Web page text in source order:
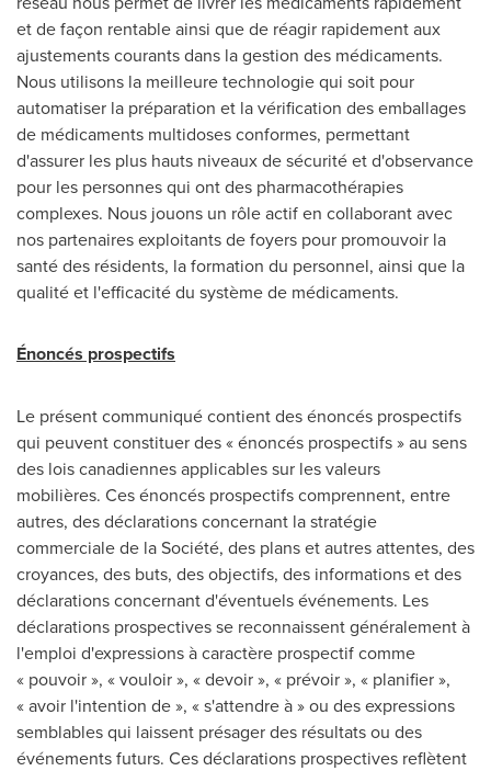
et de façon rentable ainsi que de réagir rapidement aux
ajustements courants dans la gestion des médicaments.
Nous utilisons la meilleure technologie qui soit pour
automatiser la préparation et la vérification des emballages
de médicaments multidoses conformes, permettant
d'assurer les plus hauts niveaux de sécurité et d'observance
pour les personnes qui ont des pharmacothérapies
complexes. Nous jouons un rôle actif en collaborant avec
nos partenaires exploitants de foyers pour promouvoir la
santé des résidents, la formation du personnel, ainsi que la
qualité et l'efficacité du système de médicaments.
Énoncés prospectifs
Le présent communiqué contient des énoncés prospectifs
qui peuvent constituer des « énoncés prospectifs » au sens
des lois canadiennes applicables sur les valeurs
mobilières. Ces énoncés prospectifs comprennent, entre
autres, des déclarations concernant la stratégie
commerciale de la Société, des plans et autres attentes, des
croyances, des buts, des objectifs, des informations et des
déclarations concernant d'éventuels événements. Les
déclarations prospectives se reconnaissent généralement à
l'emploi d'expressions à caractère prospectif comme
« pouvoir », « vouloir », « devoir », « prévoir », « planifier »,
« avoir l'intention de », « s'attendre à » ou des expressions
semblables qui laissent présager des résultats ou des
événements futurs. Ces déclarations prospectives reflètent